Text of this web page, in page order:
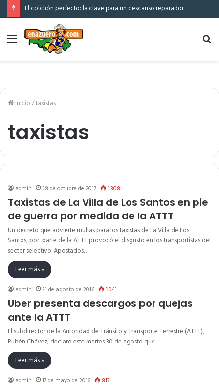
El colchón perfecto: la clave para un descanso reparador
Menú
Inicio/taxistas
taxistas
admin 28 de octubre de 2017 1.308
Taxistas de La Villa de Los Santos en pie
de guerra por medida de la ATTT
Un decreto que advierte multas para los taxistas de La Villa de Los
Santos, por parte de la ATTT provocó el disgusto en los transportistas del
sector selectivo. Apostados…
Leer más »
admin 31 de agosto de 2016 1.041
Uber presenta descargos por quejas
ante la ATTT
El subdirector de la Autoridad de Tránsito y Transporte Terrestre (ATTT),
Rubén Chávez, declaró este martes 30 de agosto que…
Leer más »
admin 17 de mayo de 2016 817